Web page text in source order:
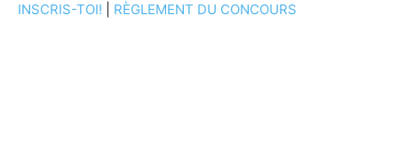
INSCRIS-TOI! RÈGLEMENT DU CONCOURS